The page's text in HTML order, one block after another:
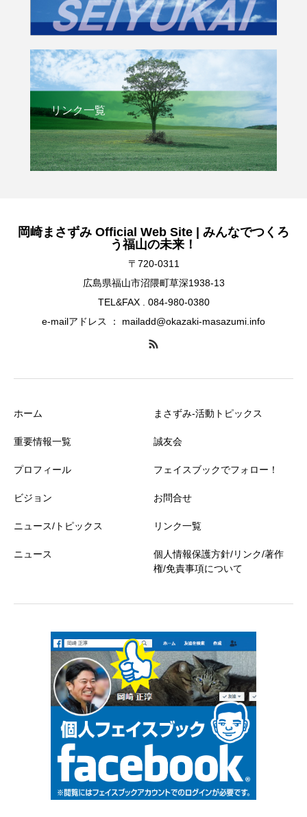
リンク一覧
岡崎まさずみ Official Web Site | みんなでつくろ
う福山の未来！
〒720-0311
広島県福山市沼隈町草深1938-13
TEL&FAX . 084-980-0380
e-mailアドレス ： mailadd@okazaki-masazumi.info
ホーム
重要情報一覧
プロフィール
ビジョン
ニュース/トピックス
ニュース
まさずみ-活動トピックス
誠友会
フェイスブックでフォロー！
お問合せ
リンク一覧
個人情報保護方針/リンク/著作
権/免責事項について